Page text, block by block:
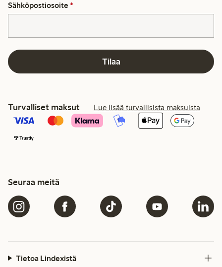
Sähköpostiosoite *
Tilaa
Turvalliset maksut Lue lisää turvallisista maksuista
Seuraa meitä
Tietoa Lindexistä